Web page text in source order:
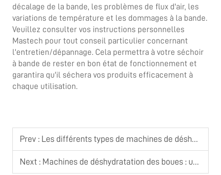
décalage de la bande, les problèmes de flux d'air, les
variations de température et les dommages à la bande.
Veuillez consulter vos instructions personnelles
Mastech pour tout conseil particulier concernant
l'entretien/dépannage. Cela permettra à votre séchoir
à bande de rester en bon état de fonctionnement et
garantira qu'il séchera vos produits efficacement à
chaque utilisation.
Prev : Les différents types de machines de déshydratation de boues et leurs applications
Next : Machines de déshydratation des boues : une technologie clé pour une gestion durable des déchets